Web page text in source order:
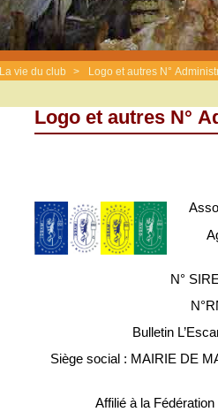
La vie du club > Logo et autres N°
Logo et autres N°
N°
Bulletin
Siège social : MAIRIE DE
Affilié à la